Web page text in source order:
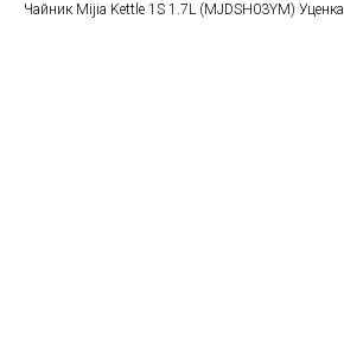
Чайник Mijia Kettle 1S 1.7L (MJDSH03YM) Уценка